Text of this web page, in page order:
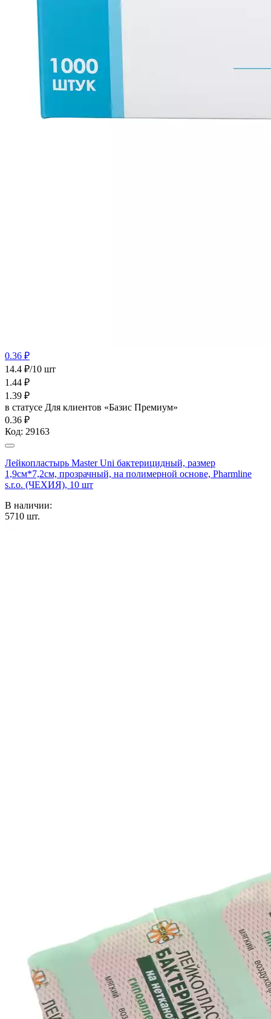
0.36 ₽
14.4 ₽/10 шт
1.44 ₽
1.39 ₽
в статусе Для клиентов «Базис Премиум»
0.36 ₽
Код: 29163
Лейкопластырь Master Uni бактерицидный, размер
1,9см*7,2см, прозрачный, на полимерной основе, Pharmline
s.r.o. (ЧЕХИЯ), 10 шт
В наличии:
5710 шт.